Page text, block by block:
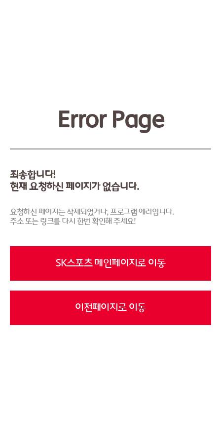
Error Page
죄송합니다!
현재 요청하신 페이지가 없습니다.
요청하신 페이지는 삭제되었거나, 프로그램 에러입니다.
주소 또는 링크를 다시 한번 확인해 주세요!
SK스포츠 메인페이지로 이동
이전페이지로 이동